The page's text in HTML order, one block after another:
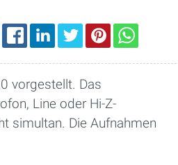
EMAIL FACEBOOKLINKEDINTWITTERPINTEREST
vorgestellt. Das
Line oder Hi-Z-
simultan. Die Aufnahmen